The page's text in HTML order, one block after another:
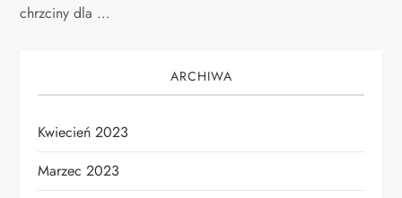
chrzciny dla …
ARCHIWA
Kwiecień 2023
Marzec 2023